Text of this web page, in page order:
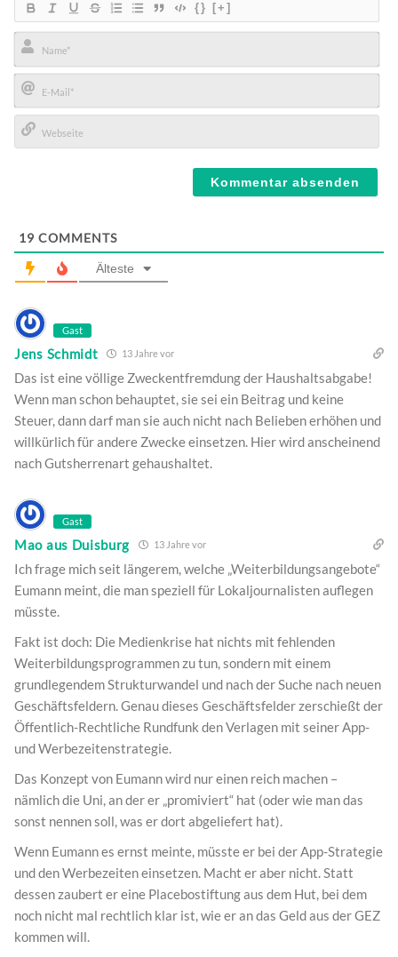
{} [+]
Name*
E-
Mail*
19 COMMENTS
Älteste
Gast
Jens Schmidt 13 Jahre vor
Das ist eine völlige Zweckentfremdung der Haushaltsabgabe!
Wenn man schon behauptet, sie sei ein Beitrag und keine
Steuer, dann darf man sie auch nicht nach Belieben erhöhen und
willkürlich für andere Zwecke einsetzen. Hier wird anscheinend
nach Gutsherrenart gehaushaltet.
Gast
Mao aus Duisburg 13 Jahre vor
Ich frage mich seit längerem, welche „Weiterbildungsangebote“
Eumann meint, die man speziell für Lokaljournalisten auflegen
müsste.
Fakt ist doch: Die Medienkrise hat nichts mit fehlenden
Weiterbildungsprogrammen zu tun, sondern mit einem
grundlegendem Strukturwandel und nach der Suche nach neuen
Geschäftsfeldern. Genau dieses Geschäftsfelder zerschießt der
Öffentlich-Rechtliche Rundfunk den Verlagen mit seiner App-
und Werbezeitenstrategie.
Das Konzept von Eumann wird nur einen reich machen –
nämlich die Uni, an der er „promiviert“ hat (oder wie man das
sonst nennen soll, was er dort abgeliefert hat).
Wenn Eumann es ernst meinte, müsste er bei der App-Strategie
und den Werbezeiten einsetzen. Macht er aber nicht. Statt
dessen zaubert er eine Placebostiftung aus dem Hut, bei dem
noch nicht mal rechtlich klar ist, wie er an das Geld aus der GEZ
kommen will.